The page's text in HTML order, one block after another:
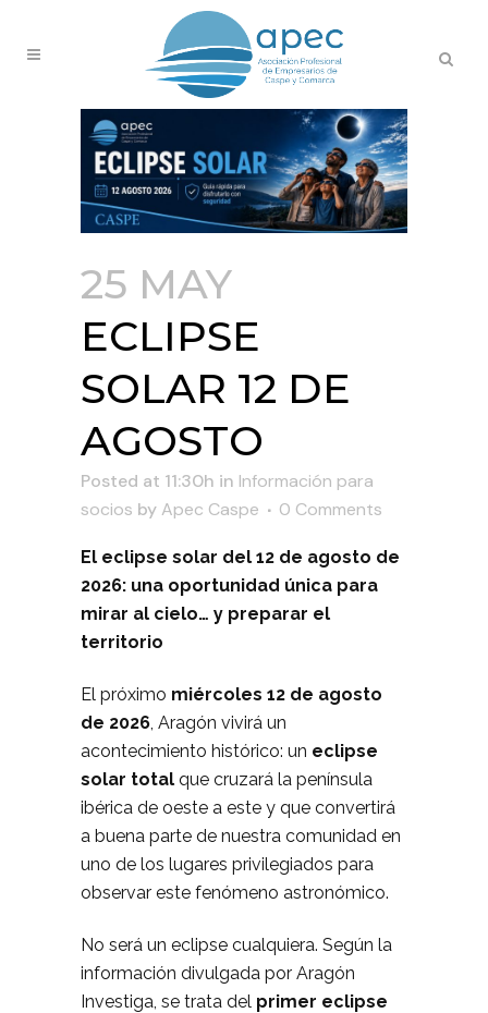
25 MAY
ECLIPSE
SOLAR 12 DE
AGOSTO
Posted at 11:30h in Información para
socios by Apec Caspe 0 Comments
El eclipse solar del 12 de agosto de
2026: una oportunidad única para
mirar al cielo… y preparar el
territorio
El próximo miércoles 12 de agosto
de 2026, Aragón vivirá un
acontecimiento histórico: un eclipse
solar total que cruzará la península
ibérica de oeste a este y que convertirá
a buena parte de nuestra comunidad en
uno de los lugares privilegiados para
observar este fenómeno astronómico.
No será un eclipse cualquiera. Según la
información divulgada por Aragón
Investiga, se trata del primer eclipse